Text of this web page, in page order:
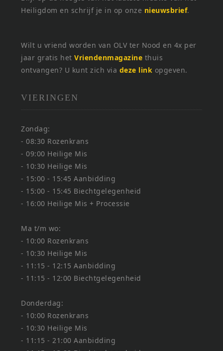
Heiligdom en schrijf je in op onze nieuwsbrief.
Wilt u vriend worden van OLV ter Nood en 4x per
jaar gratis hetVriendenmagazine thuis
ontvangen? U kunt zich via deze link opgeven.
VIERINGEN
Zondag:
- 08:30 Rozenkrans
- 09:00 Heilige Mis
- 10:30 Heilige Mis
- 15:00 - 15:45 Aanbidding
- 15:00 - 15:45 Biechtgelegenheid
- 16:00 Heilige Mis + Processie
Ma t/m wo:
- 10:00 Rozenkrans
- 10:30 Heilige Mis
- 11:15 - 12:15 Aanbidding
- 11:15 - 12:00 Biechtgelegenheid
Donderdag:
- 10:00 Rozenkrans
- 10:30 Heilige Mis
- 11:15 - 21:00 Aanbidding